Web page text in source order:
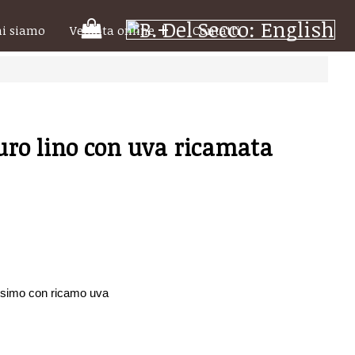
Il
tuo
siamo Vendita online Contatti
lino con uva ricamata
con ricamo uva